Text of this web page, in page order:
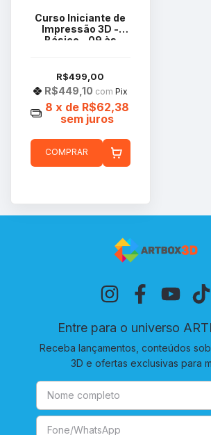
Curso Iniciante de
Impressão 3D -
Básico - 09 às
R$499,00
R$449,10 com Pix
8 x de R$62,38
sem juros
COMPRAR
Entre para o universo
Receba lançamentos, conteúdos
3D e ofertas exclusivas para